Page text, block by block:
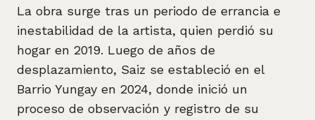
La obra surge tras un periodo de errancia e
inestabilidad de la artista, quien perdió su
hogar en 2019. Luego de años de
desplazamiento, Saiz se estableció en el
Barrio Yungay en 2024, donde inició un
proceso de observación y registro de su